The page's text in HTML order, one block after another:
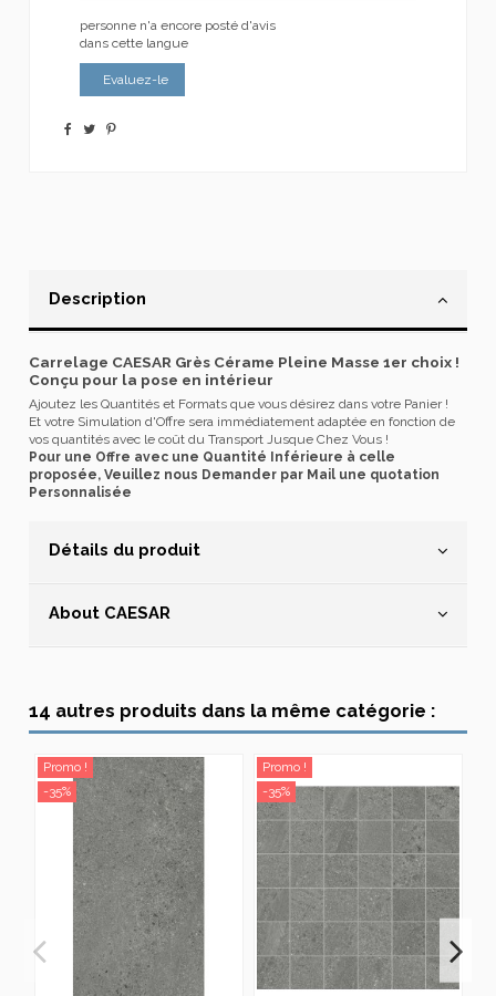
personne n'a encore posté d'avis
dans cette langue
Evaluez-le
Description
Carrelage CAESAR Grès Cérame Pleine Masse 1er choix !
Conçu pour la pose en intérieur
Ajoutez les Quantités et Formats que vous désirez dans votre Panier !
Et votre Simulation d'Offre sera immédiatement adaptée en fonction de
vos quantités avec le coût du Transport Jusque Chez Vous !
Pour une Offre avec une Quantité Inférieure à celle
proposée, Veuillez nous Demander par Mail une quotation
Personnalisée
Détails du produit
About CAESAR
14 autres produits dans la même catégorie :
Promo !
-35%
Promo !
-35%